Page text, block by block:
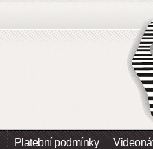
Platební podmínky